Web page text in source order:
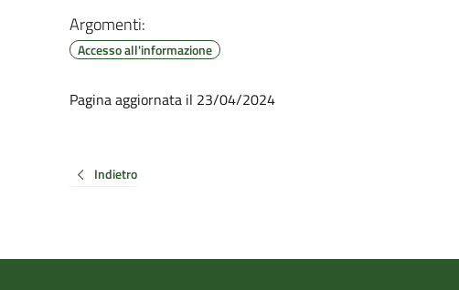
Argomenti:
Accesso all'informazione
Pagina aggiornata il 23/04/2024
Indietro